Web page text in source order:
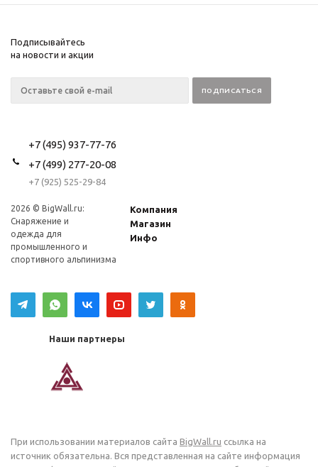
Подписывайтесь
на новости и акции
+7 (495) 937-77-76
+7 (499) 277-20-08
+7 (925) 525-29-84
2026 © BigWall.ru:
Снаряжение и
одежда для
промышленного и
спортивного альпинизма
Компания
Магазин
Инфо
Наши партнеры
При использовании материалов сайта BigWall.ru ссылка на
источник обязательна. Вся представленная на сайте информация